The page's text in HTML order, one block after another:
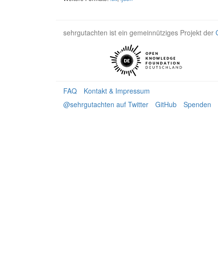
sehrgutachten ist ein gemeinnütziges Projekt der
FAQ
Kontakt & Impressum
@sehrgutachten auf Twitter
GitHub Spenden